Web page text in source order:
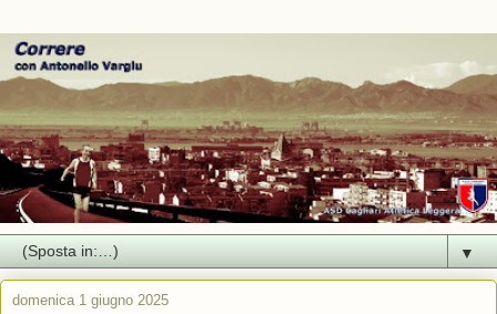
▼
domenica 1 giugno 2025